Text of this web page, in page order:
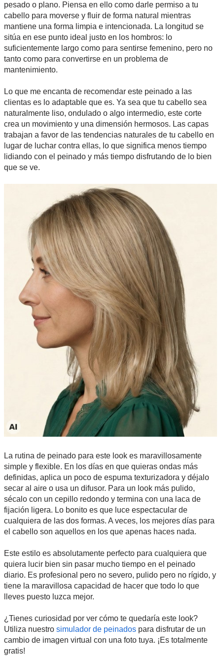
pesado o plano. Piensa en ello como darle permiso a tu
cabello para moverse y fluir de forma natural mientras
mantiene una forma limpia e intencionada. La longitud se
sitúa en ese punto ideal justo en los hombros: lo
suficientemente largo como para sentirse femenino, pero no
tanto como para convertirse en un problema de
mantenimiento.
Lo que me encanta de recomendar este peinado a las
clientas es lo adaptable que es. Ya sea que tu cabello sea
naturalmente liso, ondulado o algo intermedio, este corte
crea un movimiento y una dimensión hermosos. Las capas
trabajan a favor de las tendencias naturales de tu cabello en
lugar de luchar contra ellas, lo que significa menos tiempo
lidiando con el peinado y más tiempo disfrutando de lo bien
que se ve.
La rutina de peinado para este look es maravillosamente
simple y flexible. En los días en que quieras ondas más
definidas, aplica un poco de espuma texturizadora y déjalo
secar al aire o usa un difusor. Para un look más pulido,
sécalo con un cepillo redondo y termina con una laca de
fijación ligera. Lo bonito es que luce espectacular de
cualquiera de las dos formas. A veces, los mejores días para
el cabello son aquellos en los que apenas haces nada.
Este estilo es absolutamente perfecto para cualquiera que
quiera lucir bien sin pasar mucho tiempo en el peinado
diario. Es profesional pero no severo, pulido pero no rígido, y
tiene la maravillosa capacidad de hacer que todo lo que
lleves puesto luzca mejor.
¿Tienes curiosidad por ver cómo te quedaría este look?
Utiliza nuestro simulador de peinados para disfrutar de un
cambio de imagen virtual con una foto tuya. ¡Es totalmente
gratis!